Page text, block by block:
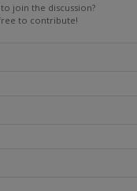
join the discussion?
to contribute!